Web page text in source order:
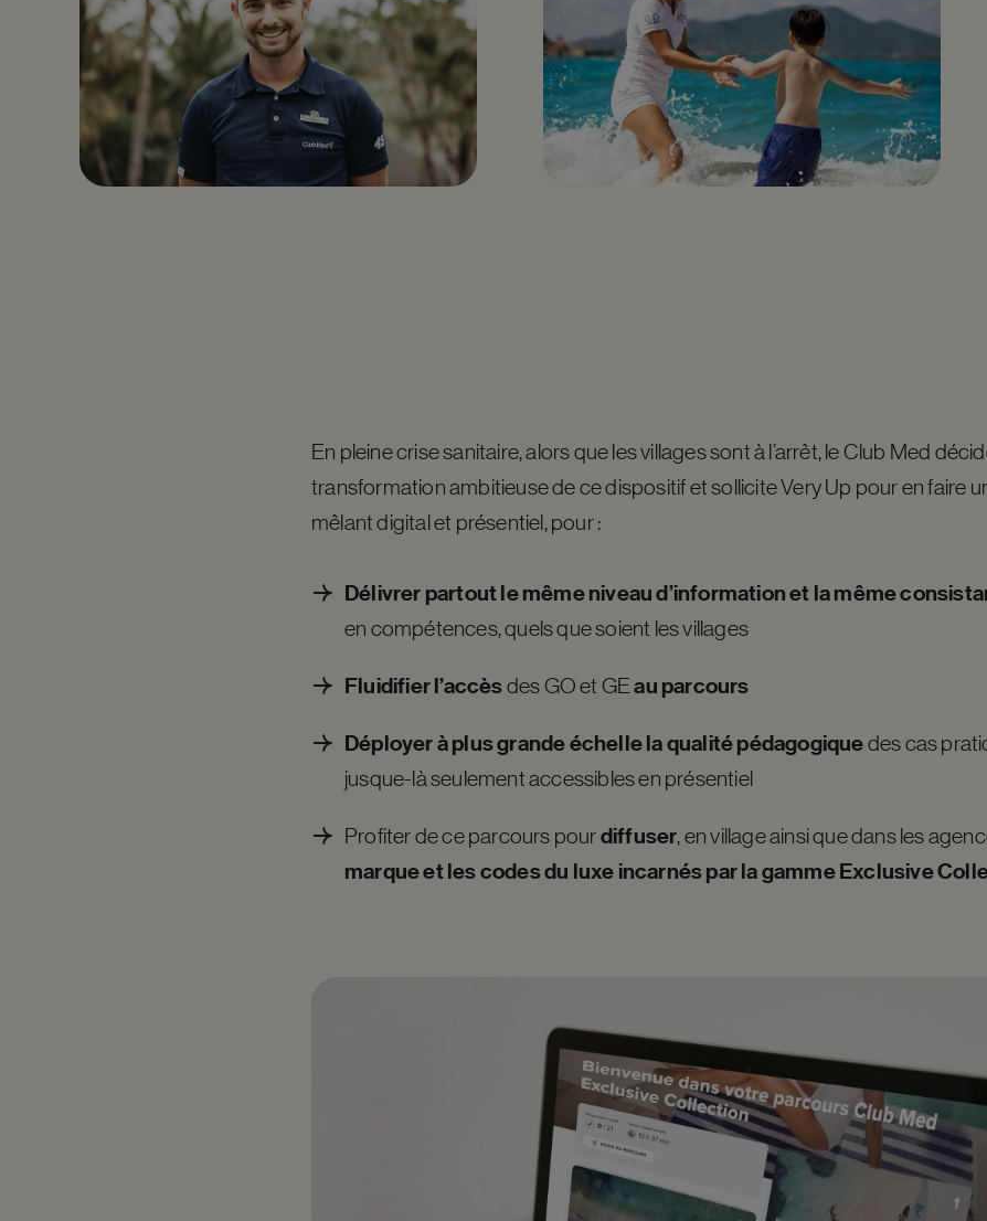
En pleine crise sanitaire, alors que les villages sont à l’arrêt, le Club Med
transformation ambitieuse de ce dispositif et sollicite Very Up pour en faire
mêlant digital et présentiel, pour :
Délivrer partout le même niveau d’information et la même
en compétences, quels que soient les villages
Fluidifier l’accèsdes GO et GEau parcours
Déployer à plus grande échelle la qualité pédagogiquedes cas
jusque-là seulement accessibles en présentiel
Profiter de ce parcours pourdiffuser, en village ainsi que dans les
marque et les codes du luxe incarnés par la gamme Exclusive